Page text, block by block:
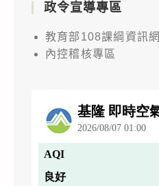
政令宣導專區
教育部108課綱資訊網
內控稽核專區